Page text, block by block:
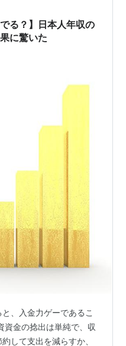
と破格に関する年には
る？】日本人年収の
に驚いた
、入金力ゲーであるこ
資金の捻出は単純で、収
して支出を減らすか、